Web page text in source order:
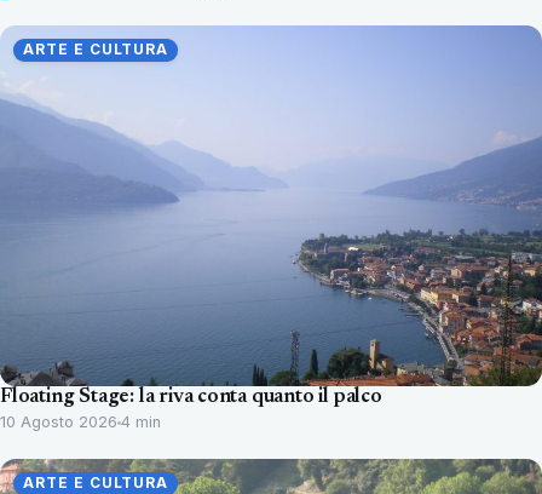
ARTE E CULTURA
Floating Stage: la riva conta quanto il palco
10 Agosto 2026 4 min
ARTE E CULTURA